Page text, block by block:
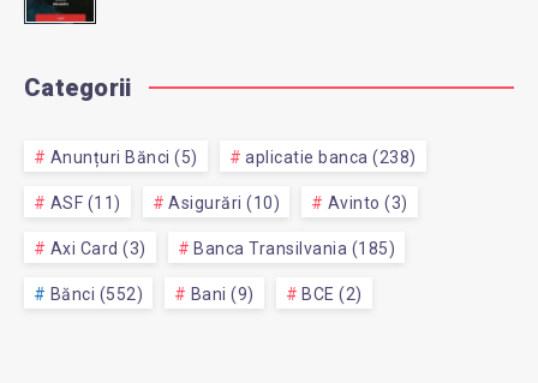
Categorii
Anunțuri Bănci (5) aplicatie banca (238)
ASF (11) Asigurări (10) Avinto (3)
Axi Card (3) Banca Transilvania (185)
Bănci (552) Bani (9) BCE (2)